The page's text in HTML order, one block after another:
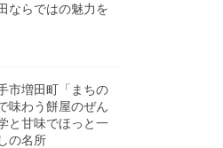
ならではの魅力を
市増田町「まちの
味わう餅屋のぜん
と甘味でほっと一
の名所